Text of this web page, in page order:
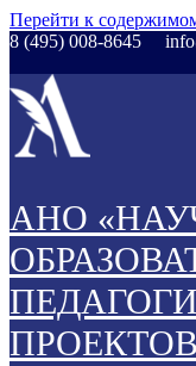
Перейти к
8 (495) 008-8645
АНО